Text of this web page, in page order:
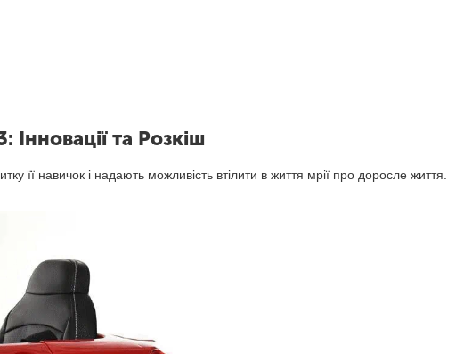
та Розкіш
її навичок і надають можливість втілити в життя мрії про доросле життя.